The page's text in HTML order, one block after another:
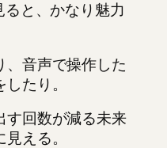
と、かなり魅力
、音声で操作した
たり。
す回数が減る未来
える。